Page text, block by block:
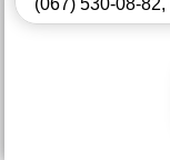
(067) 530-08-82,